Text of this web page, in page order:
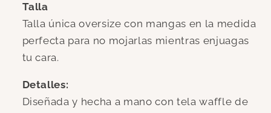
Talla
Talla única oversize con mangas en la medida
perfecta para no mojarlas mientras enjuagas
tu cara.
Detalles:
Diseñada y hecha a mano con tela waffle de